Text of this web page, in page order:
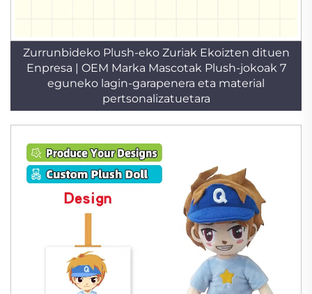
Zurrunbideko Plush-eko Zuriak Ekoizten dituen
Enpresa | OEM Marka Mascotak Plush-jokoak 7
eguneko lagin-garapenera eta material
pertsonalizatuetara